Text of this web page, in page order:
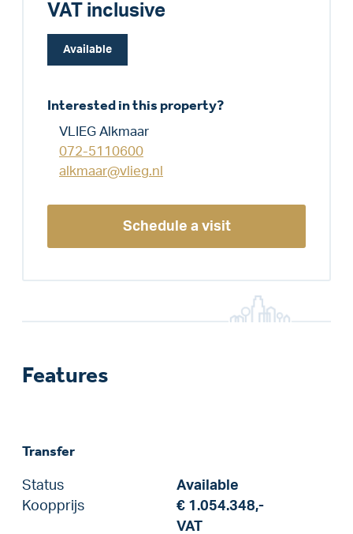
VAT inclusive
Available
Interested in this property?
VLIEG Alkmaar
072-5110600
alkmaar@vlieg.nl
Schedule a visit
Features
Transfer
Status
Available
Koopprijs
€ 1.054.348,-
VAT